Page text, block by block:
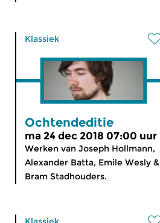
Klassiek
Ochtendeditie
ma 24 dec 2018 07:00 uur
Werken van Joseph Hollmann,
Alexander Batta, Emile Wesly &
Bram Stadhouders.